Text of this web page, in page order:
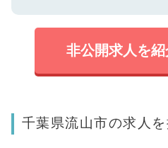
非公開求人を
千葉県流山市の求人